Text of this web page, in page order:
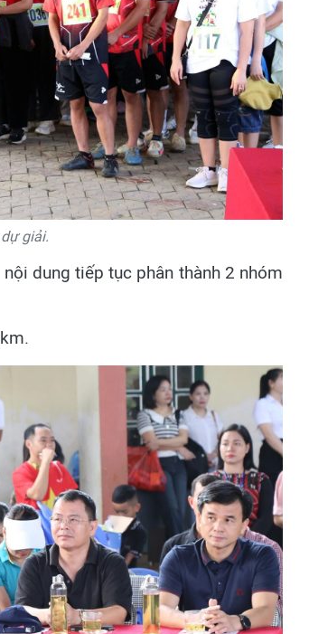
giải.
dung tiếp tục phân thành 2 nhóm